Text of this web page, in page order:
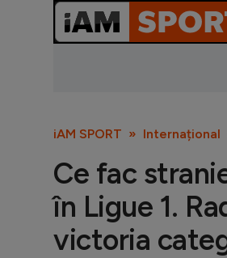
iAM SPORT Internațional
Ce fac
în Ligue 1.
victoria